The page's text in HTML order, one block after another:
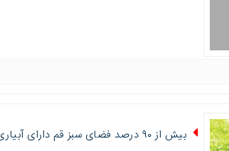
بیش از ۹۰ درصد فضای سبز قم دارای آبیاری قطره ای است